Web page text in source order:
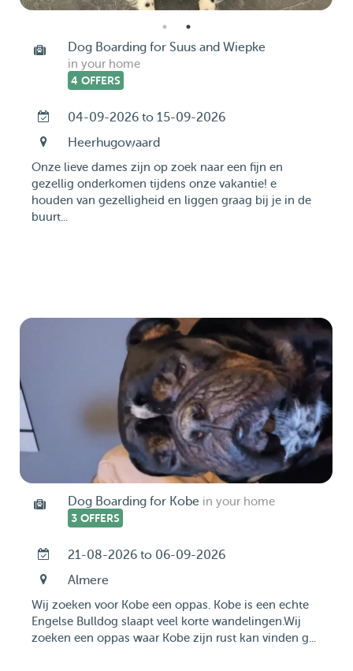
Dog Boarding for Suus and Wiepke
in your home
4 OFFERS
04-09-2026 to 15-09-2026
Heerhugowaard
Onze lieve dames zijn op zoek naar een fijn en
gezellig onderkomen tijdens onze vakantie! e
houden van gezelligheid en liggen graag bij je in de
buurt...
Dog Boarding for Kobe in your home
3 OFFERS
21-08-2026 to 06-09-2026
Almere
Wij zoeken voor Kobe een oppas. Kobe is een echte
Engelse Bulldog slaapt veel korte wandelingen.Wij
zoeken een oppas waar Kobe zijn rust kan vinden g...